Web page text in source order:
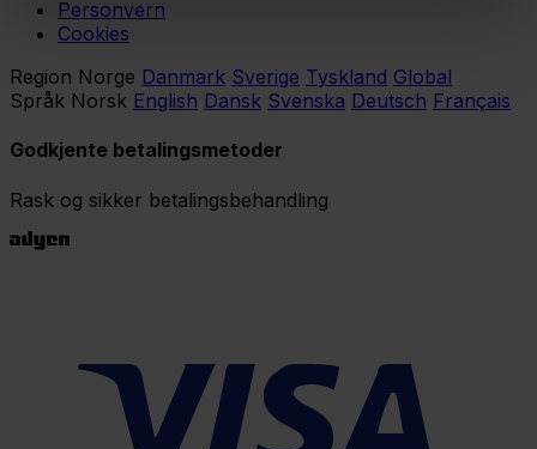
Personvern
Cookies
Region Norge Danmark Sverige Tyskland Global
Språk Norsk English Dansk Svenska Deutsch Français
Godkjente betalingsmetoder
Rask og sikker betalingsbehandling